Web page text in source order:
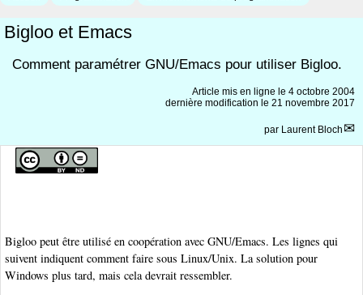
Bigloo et Emacs
Comment paramétrer GNU/Emacs pour utiliser Bigloo.
Article mis en ligne le 4 octobre 2004
dernière modification le 21 novembre 2017
par Laurent Bloch
Bigloo peut être utilisé en coopération avec GNU/Emacs. Les lignes qui
suivent indiquent comment faire sous Linux/Unix. La solution pour
Windows plus tard, mais cela devrait ressembler.